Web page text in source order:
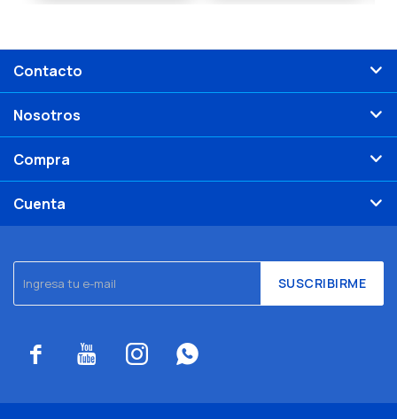
SUSCRIBIRME
   
Contacto
Nosotros
Compra
Cuenta